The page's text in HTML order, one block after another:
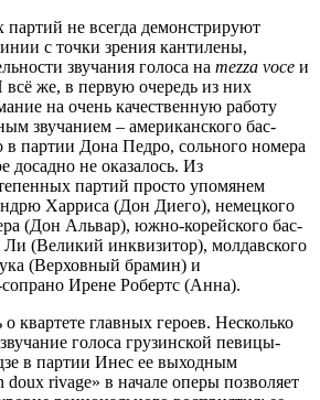
не всегда демонстрируют
с точки зрения кантилены,
звучания голоса на mezza voce и
всё же, в первую очередь из них
на очень качественную работу
звучанием – американского бас-
в партии Дона Педро, сольного номера
досадно не оказалось. Из
партий просто упомянем
Харриса (Дон Диего), немецкого
(Дон Альвар), южно-корейского бас-
(Великий инквизитор), молдавского
(Верховный брамин) и
Ирене Робертс (Анна).
о квартете главных героев. Несколько
голоса грузинской певицы-
в партии Инес ее выходным
rivage» в начале оперы позволяет